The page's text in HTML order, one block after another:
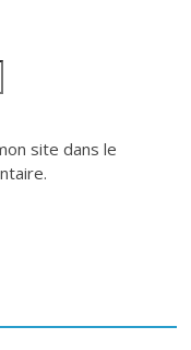
site dans le